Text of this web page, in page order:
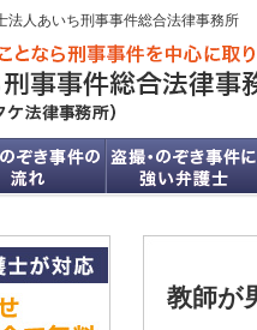
法人あいち刑事事件総合法律事務所
教師が